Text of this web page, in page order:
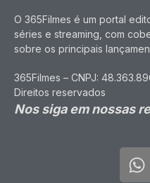
O 365Filmes é um portal
séries e streaming, com
sobre os principais
365Filmes – CNPJ:
Direitos reservados
Nos siga em nossas